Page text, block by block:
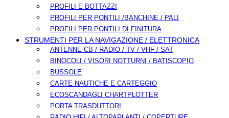
PROFILI E BOTTAZZI
PROFILI PER PONTILI /BANCHINE / PALI
PROFILI PER PONTILI DI FINITURA
STRUMENTI PER LA NAVIGAZIONE / ELETTRONICA
ANTENNE CB / RADIO / TV / VHF / SAT
BINOCOLI / VISORI NOTTURNI / BATISCOPIO
BUSSOLE
CARTE NAUTICHE E CARTEGGIO
ECOSCANDAGLI CHARTPLOTTER
PORTA TRASDUTTORI